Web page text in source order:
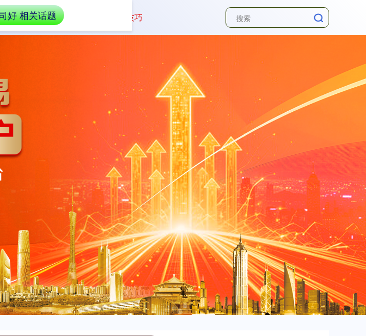
选择指南 降低配资成本技巧
好 相关话题
14311.01 +200.89 +1.42%
沪深300 4694.44 +43.13
北证50 1134.24 +11.37 +1.01%